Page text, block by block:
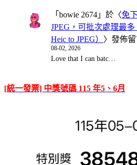
「 bowie 2674 」於〈免
JPEG，可批次處理最
Heic to JPEG） 〉發佈
08-02, 2026
Love that I can batc…
[統一發票] 中獎號碼 115 年5、6月